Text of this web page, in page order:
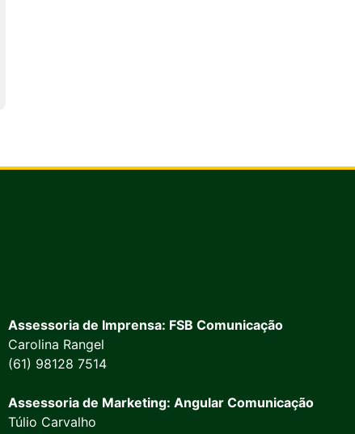
Assessoria de Imprensa: FSB Comunicação
Carolina Rangel
(61) 98128 7514
Assessoria de Marketing: Angular Comunicação
Túlio Carvalho